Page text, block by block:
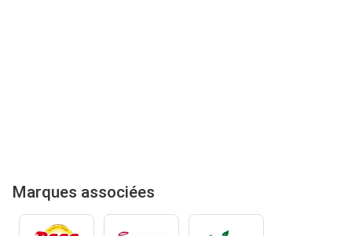
Marques associées